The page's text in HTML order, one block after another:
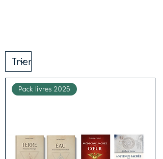
Pack livres 2025